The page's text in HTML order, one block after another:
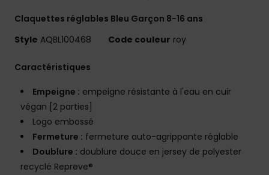
Claquettes réglables Bleu Garçon 8-16 ans
Style AQBL100468 Code couleur roy
Caractéristiques
Empeigne : empeigne résistante à l'eau en cuir
végan [2 parties]
Logo embossé
Fermeture : fermeture auto-agrippante réglable
Doublure : doublure douce en jersey de polyester
recyclé Repreve®